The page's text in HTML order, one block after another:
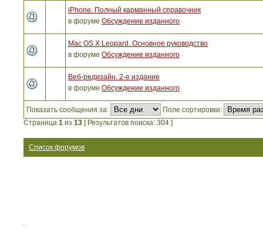
iPhone. Полный карманный справочник
в форуме Обсуждение изданного
Mac OS X Leopard. Основное руководство
в форуме Обсуждение изданного
Веб-редизайн. 2-е издание
в форуме Обсуждение изданного
Показать сообщения за:
Поле сортировки:
Страница 1 из 13 [ Результатов поиска: 304 ]
Список форумов